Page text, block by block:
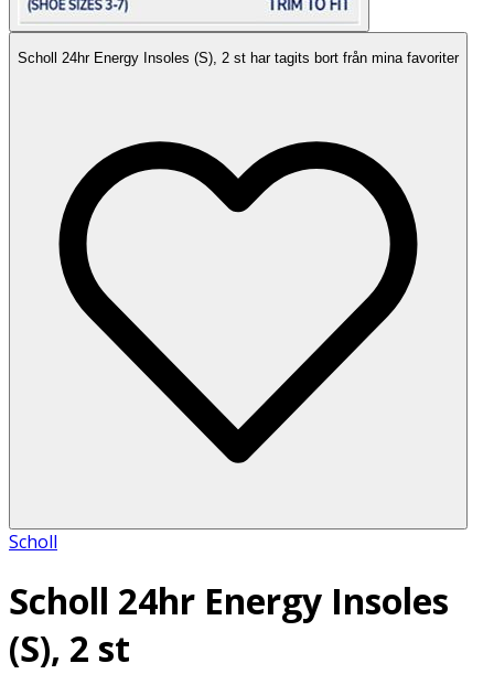
Scholl 24hr Energy Insoles (S), 2 st har tagits bort från mina favoriter
Scholl
Scholl 24hr Energy Insoles
(S), 2 st